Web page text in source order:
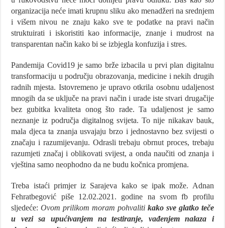
organizacija neće imati krupnu sliku ako menadžeri na srednjem
i višem nivou ne znaju kako sve te podatke na pravi način
struktuirati i iskoristiti kao informacije, znanje i mudrost na
transparentan način kako bi se izbjegla konfuzija i stres.
Pandemija Covid19 je samo brže izbacila u prvi plan digitalnu
transformaciju u području obrazovanja, medicine i nekih drugih
radnih mjesta. Istovremeno je upravo otkrila osobnu udaljenost
mnogih da se uključe na pravi način i urade iste stvari drugačije
bez gubitka kvaliteta onog što rade. Ta udaljenost je samo
neznanje iz područja digitalnog svijeta. To nije nikakav bauk,
mala djeca ta znanja usvajaju brzo i jednostavno bez svijesti o
značaju i razumijevanju. Odrasli trebaju obrnut proces, trebaju
razumjeti značaj i oblikovati svijest, a onda naučiti od znanja i
vještina samo neophodno da ne budu kočnica promjena.
Treba istaći primjer iz Sarajeva kako se ipak može. Adnan
Fehratbegović piše 12.02.2021. godine na svom fb profilu
sljedeće:Ovom prilikom moram pohvaliti kako sve glatko teče
u vezi sa upućivanjem na testiranje, vađenjem nalaza i